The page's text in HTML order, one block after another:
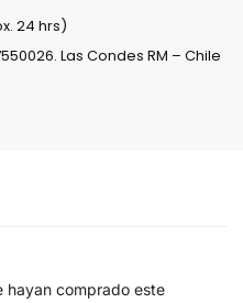
24 hrs)
Las Condes RM – Chile
hayan comprado este